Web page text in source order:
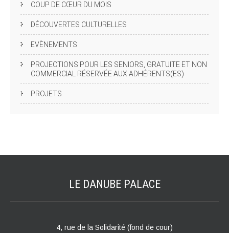
COUP DE CŒUR DU MOIS
DÉCOUVERTES CULTURELLES
EVÈNEMENTS
PROJECTIONS POUR LES SENIORS, GRATUITE ET NON
COMMERCIAL RÉSERVÉE AUX ADHÉRENTS(ES)
PROJETS
LE DANUBE PALACE
4, rue de la Solidarité (fond de cour)